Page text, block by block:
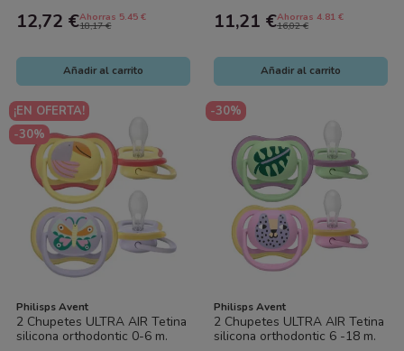
12,72 €Ahorras 5.45 €
18,17 €
Añadir al carrito
Avent
11,21 €Ahorras 4.81 €
16,02 €
Añadir al carrito
¡EN OFERTA!
-30%
Philisps Avent
2 Chupetes ULTRA AIR Tetina
silicona orthodontic 0-6 m.
-30%
Philisps Avent
2 Chupetes ULTRA AIR Tetina
silicona orthodontic 6 -18 m.